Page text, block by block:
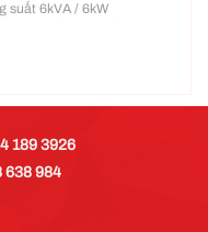
suất 6kVA / 6kW
thiện đáng kể tuổi thọ của
189 3926
638 984